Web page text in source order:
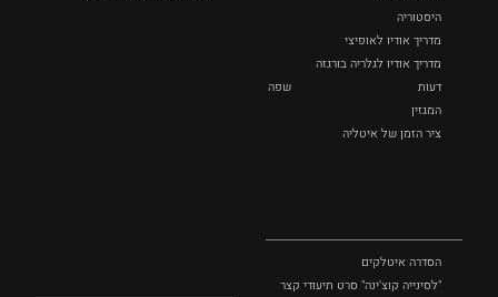
היסטוריה
מדריך אודיו לאופיצי
מדריך אודיו לגלריה בורגזה
דעות
שפה
המגזין
ציר הזמן של איטליה
הסדרה איטלקים
"לסינייה קוצ'ינה" סרט תיעודי קצר